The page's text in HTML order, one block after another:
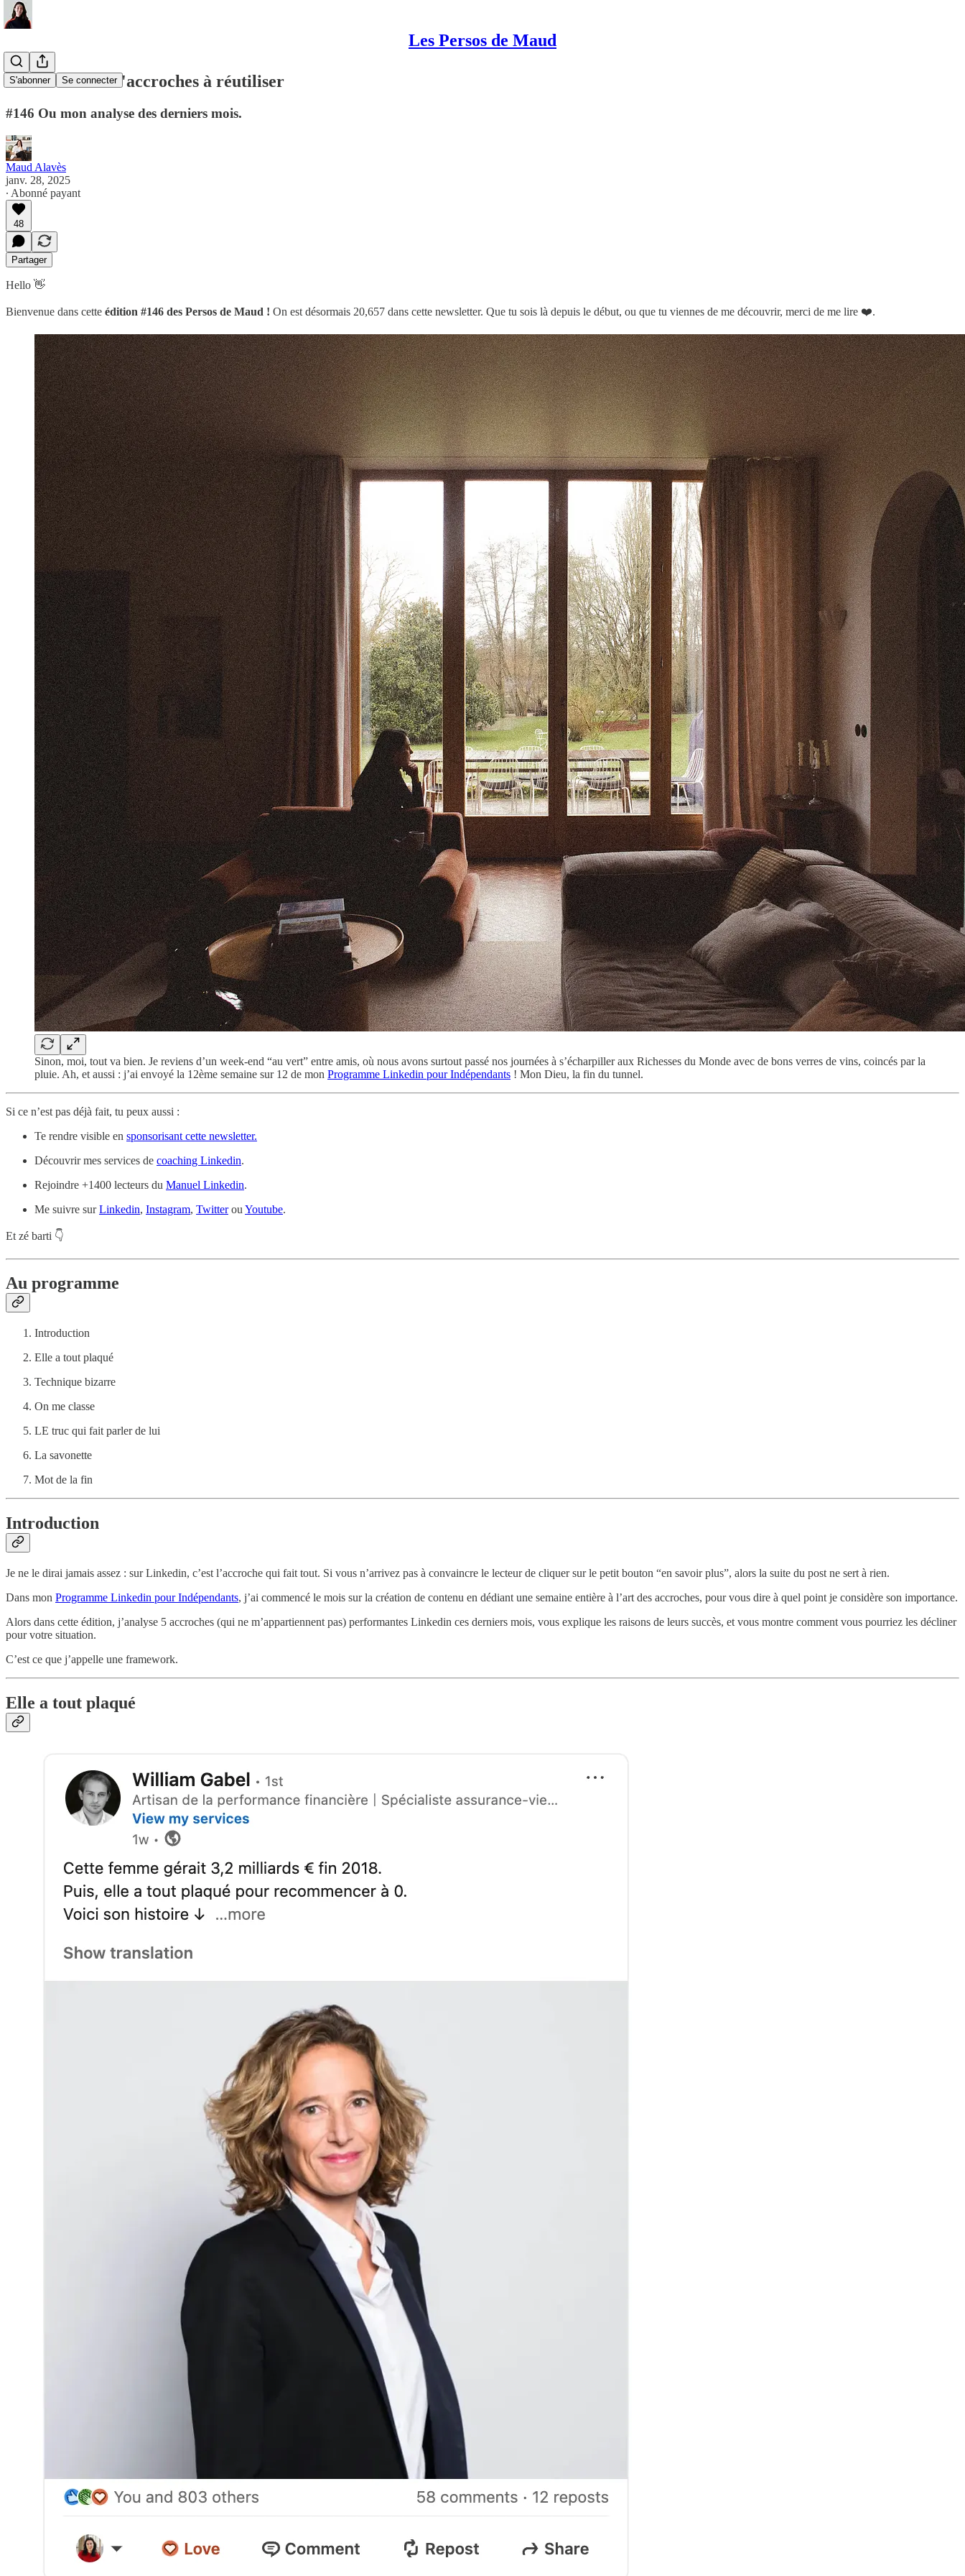
Les Persos de Maud
S'abonner Se connecter
5 frameworks d'accroches à réutiliser
#146 Ou mon analyse des derniers mois.
Maud Alavès
janv. 28, 2025
∙ Abonné payant
48
Partager
Hello 👋
Bienvenue dans cette édition #146 des Persos de Maud ! On est désormais 20,657 dans cette newsletter. Que tu sois là depuis le début, ou que tu viennes de me découvrir, merci de me lire ❤️.
Sinon, moi, tout va bien. Je reviens d’un week-end “au vert” entre amis, où nous avons surtout passé nos journées à s’écharpiller aux Richesses du Monde avec de bons verres de vins, coincés par la
pluie. Ah, et aussi : j’ai envoyé la 12ème semaine sur 12 de mon Programme Linkedin pour Indépendants ! Mon Dieu, la fin du tunnel.
Si ce n’est pas déjà fait, tu peux aussi :
Te rendre visible en sponsorisant cette newsletter.
Découvrir mes services de coaching Linkedin.
Rejoindre +1400 lecteurs du Manuel Linkedin.
Me suivre surLinkedin, Instagram, Twitterou Youtube.
Et zé barti 👇
Au programme
Introduction
Elle a tout plaqué
Technique bizarre
On me classe
LE truc qui fait parler de lui
La savonette
Mot de la fin
Introduction
Je ne le dirai jamais assez : sur Linkedin, c’est l’accroche qui fait tout. Si vous n’arrivez pas à convaincre le lecteur de cliquer sur le petit bouton “en savoir plus”, alors la suite du post ne sert à rien.
Dans mon Programme Linkedin pour Indépendants, j’ai commencé le mois sur la création de contenu en dédiant une semaine entière à l’art des accroches, pour vous dire à quel point je considère son importance.
Alors dans cette édition, j’analyse 5 accroches (qui ne m’appartiennent pas) performantes Linkedin ces derniers mois, vous explique les raisons de leurs succès, et vous montre comment vous pourriez les décliner
pour votre situation.
C’est ce que j’appelle une framework.
Elle a tout plaqué